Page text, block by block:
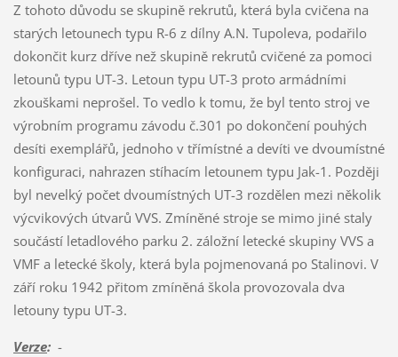
Z tohoto důvodu se skupině rekrutů, která byla cvičena na
starých letounech typu R-6 z dílny A.N. Tupoleva, podařilo
dokončit kurz dříve než skupině rekrutů cvičené za pomoci
letounů typu UT-3. Letoun typu UT-3 proto armádními
zkouškami neprošel. To vedlo k tomu, že byl tento stroj ve
výrobním programu závodu č.301 po dokončení pouhých
desíti exemplářů, jednoho v třímístné a devíti ve dvoumístné
konfiguraci, nahrazen stíhacím letounem typu Jak-1. Později
byl nevelký počet dvoumístných UT-3 rozdělen mezi několik
výcvikových útvarů VVS. Zmíněné stroje se mimo jiné staly
součástí letadlového parku 2. záložní letecké skupiny VVS a
VMF a letecké školy, která byla pojmenovaná po Stalinovi. V
září roku 1942 přitom zmíněná škola provozovala dva
letouny typu UT-3.
Verze:-